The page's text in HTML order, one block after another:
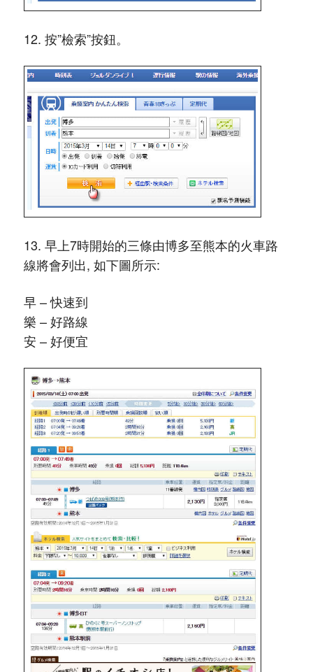
12. 按”檢索”按鈕。
13. 早上7時開始的三條由博多至熊本的火車路
線將會列出, 如下圖所示:
早 – 快速到
樂 – 好路線
安 – 好便宜